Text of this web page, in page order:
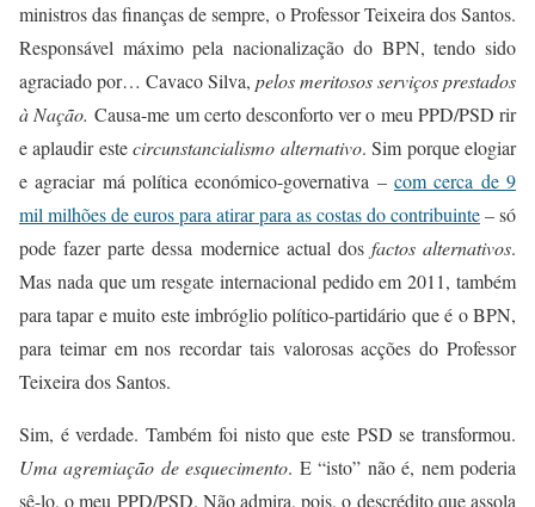
ministros das finanças de sempre, o Professor Teixeira dos Santos.
Responsável máximo pela nacionalização do BPN, tendo sido
agraciado por… Cavaco Silva, pelos meritosos serviços prestados
à Nação. Causa-me um certo desconforto ver o meu PPD/PSD rir
e aplaudir estecircunstancialismo alternativo. Sim porque elogiar
e agraciar má política económico-governativa – com cerca de 9
mil milhões de euros para atirar para as costas do contribuinte– só
pode fazer parte dessa modernice actual dos factos alternativos.
Mas nada que um resgate internacional pedido em 2011, também
para tapar e muito este imbróglio político-partidário que é o BPN,
para teimar em nos recordar tais valorosas acções do Professor
Teixeira dos Santos.
Sim, é verdade. Também foi nisto que este PSD se transformou.
Uma agremiação de esquecimento. E “isto” não é, nem poderia
sê-lo, o meu PPD/PSD. Não admira, pois, o descrédito que assola